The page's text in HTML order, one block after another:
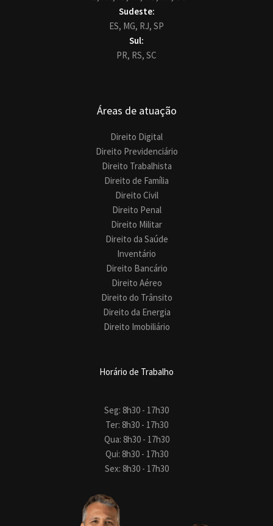
Sudeste:
ES, MG, RJ, SP
Sul:
PR, RS, SC
Áreas de atuação
Direito Digital
Direito Previdenciário
Direito Trabalhista
Direito de Família
Direito Civil
Direito Penal
Direito Militar
Direito da Saúde
Inventário
Direito Bancário
Direito Aéreo
Direito do Trânsito
Direito da Energia
Direito Imobiliário
Horário de Trabalho
Seg: 8h30 - 17h30
Ter: 8h30 - 17h30
Qua: 8h30 - 17h30
Qui: 8h30 - 17h30
Sex: 8h30 - 17h30